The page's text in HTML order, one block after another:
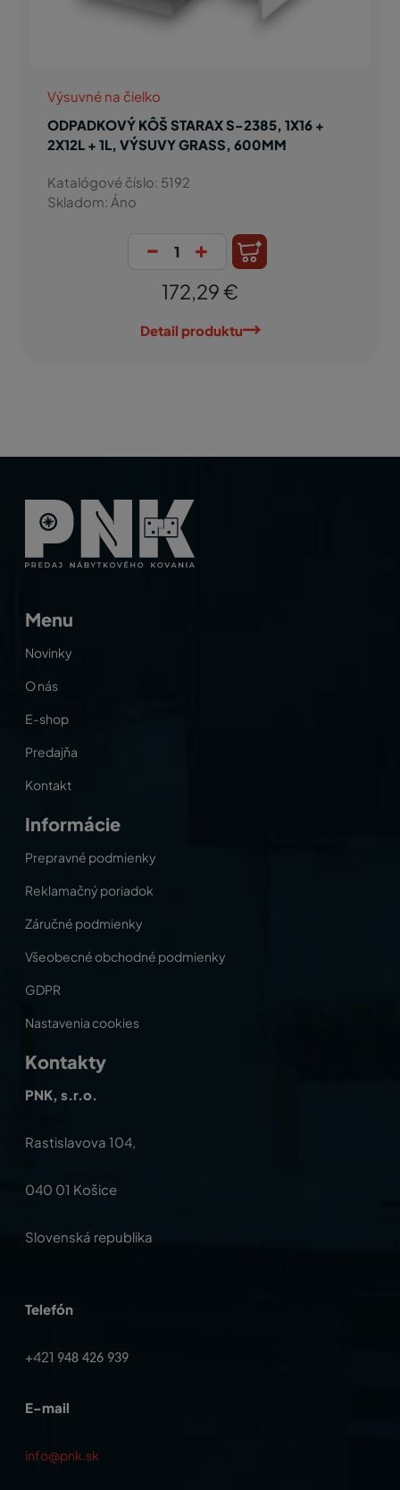
Výsuvné na čielko
ODPADKOVÝ KÔŠ STARAX S-2385, 1X16 +
2X12L + 1L, VÝSUVY GRASS, 600MM
Katalógové číslo: 5192
Skladom: Áno
- +
172,29 €
Detail produktu
Menu
Novinky
O nás
E-shop
Predajňa
Kontakt
Informácie
Prepravné podmienky
Reklamačný poriadok
Záručné podmienky
Všeobecné obchodné podmienky
GDPR
Nastavenia cookies
Kontakty
PNK, s.r.o.
Rastislavova 104,
040 01 Košice
Slovenská republika
Telefón
+421 948 426 939
E-mail
info@pnk.sk